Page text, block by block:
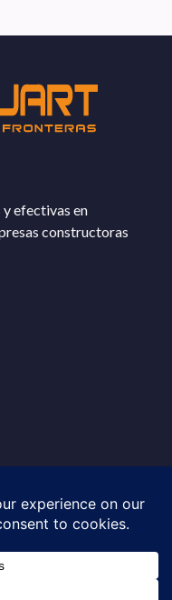
efectivas en
constructoras
para